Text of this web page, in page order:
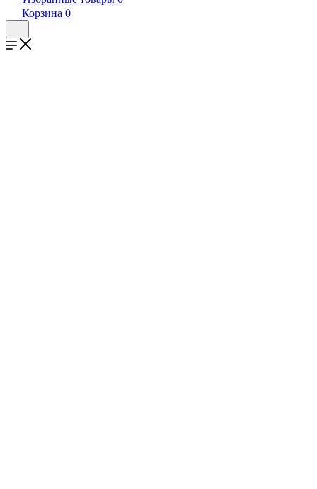
Корзина 0